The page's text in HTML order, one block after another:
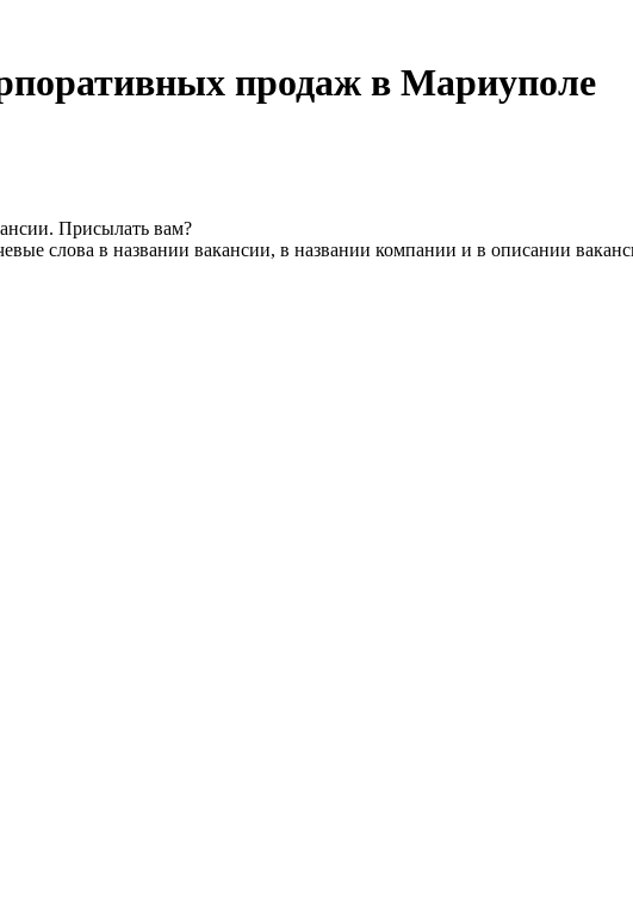
продаж в Мариуполе
Присылать вам?
слова в названии вакансии, в названии компании и в описании